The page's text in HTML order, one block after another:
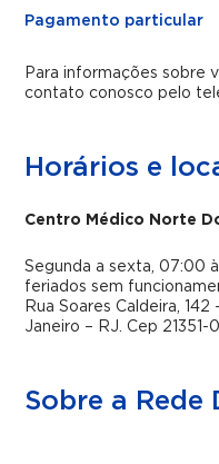
Pagamento particular
Para informações sobre
contato conosco pelo
Horários e
Centro Médico Norte
Segunda a sexta, 07:00
feriados sem
Rua Soares Caldeira,
Janeiro – RJ. Cep 21351-
Sobre a Rede